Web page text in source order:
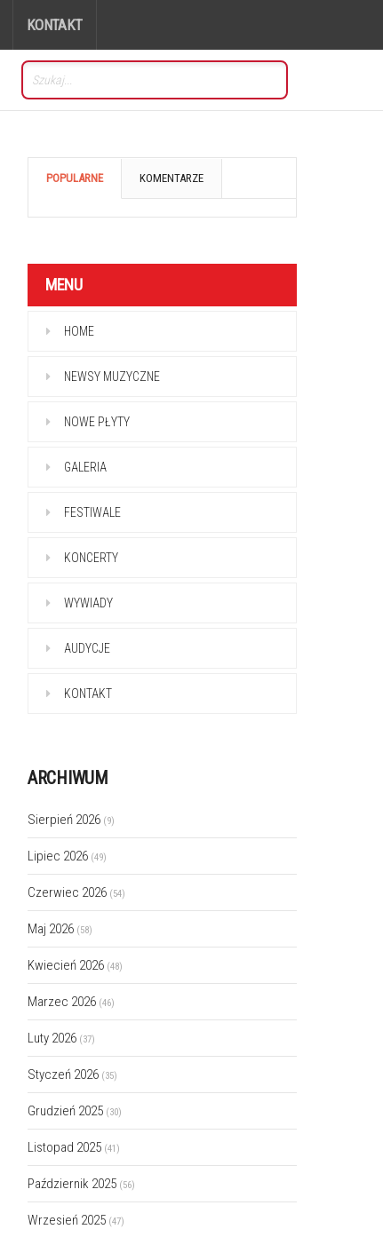
KONTAKT
POPULARNE KOMENTARZE
MENU
HOME
NEWSY MUZYCZNE
NOWE PŁYTY
GALERIA
FESTIWALE
KONCERTY
WYWIADY
AUDYCJE
KONTAKT
ARCHIWUM
Sierpień 2026 (9)
Lipiec 2026 (49)
Czerwiec 2026 (54)
Maj 2026 (58)
Kwiecień 2026 (48)
Marzec 2026 (46)
Luty 2026 (37)
Styczeń 2026 (35)
Grudzień 2025 (30)
Listopad 2025 (41)
Październik 2025 (56)
Wrzesień 2025 (47)